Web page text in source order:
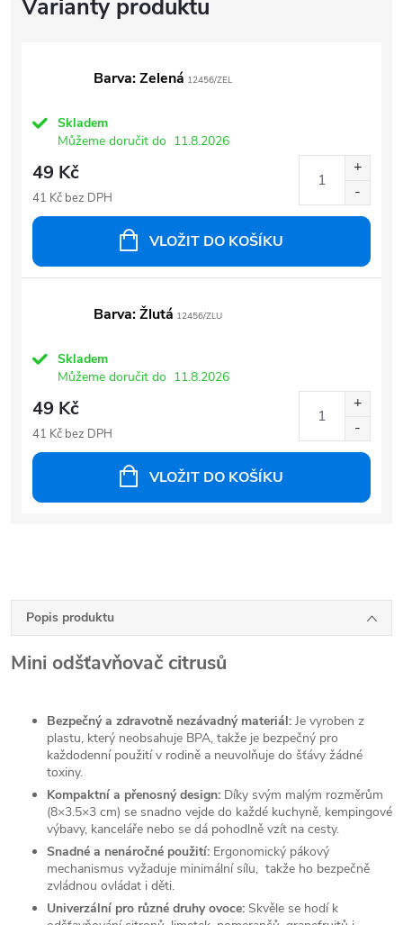
Barva: Zelená 12456/ZEL
Skladem
Můžeme doručit do 11.8.2026
49 Kč
41 Kč bez DPH
VLOŽIT DO KOŠÍKU
Barva: Žlutá 12456/ZLU
Skladem
Můžeme doručit do 11.8.2026
49 Kč
41 Kč bez DPH
VLOŽIT DO KOŠÍKU
Popis produktu
Mini odšťavňovač citrusů
Bezpečný a zdravotně nezávadný materiál: Je vyroben z
plastu, který neobsahuje BPA, takže je bezpečný pro
každodenní použití v rodině a neuvolňuje do šťávy žádné
toxiny.
Kompaktní a přenosný design: Díky svým malým rozměrům
(8×3.5×3 cm) se snadno vejde do každé kuchyně, kempingové
výbavy, kanceláře nebo se dá pohodlně vzít na cesty.
Snadné a nenáročné použití: Ergonomický pákový
mechanismus vyžaduje minimální sílu, takže ho bezpečně
zvládnou ovládat i děti.
Univerzální pro různé druhy ovoce: Skvěle se hodí k